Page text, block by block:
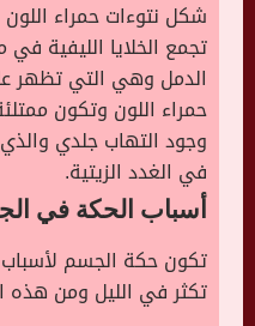
شكل نتوءات حمراء
تجمع الخلايا الليفية
الدمل وهي التي تظهر
حمراء اللون وتكون
وجود التهاب جلدي
في الغدد الزيتية.
أسباب الحكة في
تكون حكة الجسم
تكثر في الليل ومن هذه